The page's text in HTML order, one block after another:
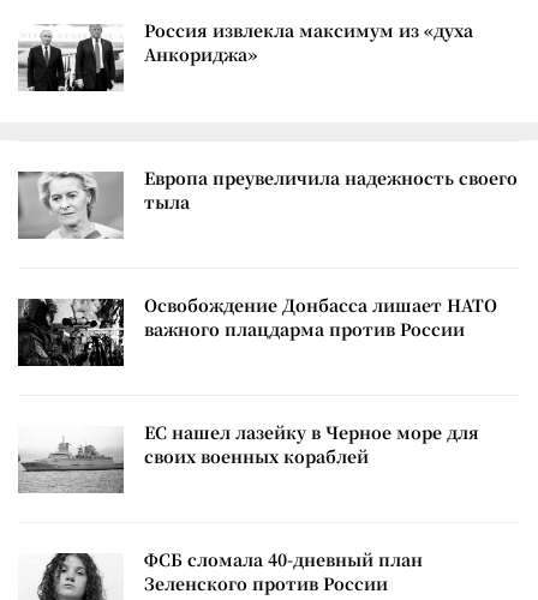
Россия извлекла максимум из «духа
Анкориджа»
Европа преувеличила надежность своего
тыла
Освобождение Донбасса лишает НАТО
важного плацдарма против России
ЕС нашел лазейку в Черное море для
своих военных кораблей
ФСБ сломала 40-дневный план
Зеленского против России